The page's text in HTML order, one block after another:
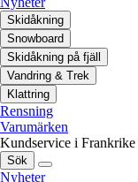
Skidåkning
Snowboard
Skidåkning på fjäll
Vandring & Trek
Klattring
Rensning
Varumärken
Kundservice i Frankrike
Sök
Nyheter